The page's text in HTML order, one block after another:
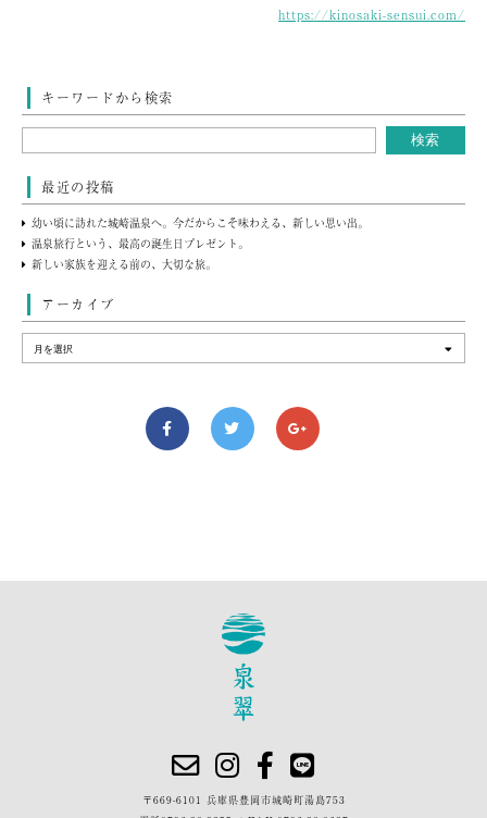
https://kinosaki-sensui.com/
キーワードから検索
最近の投稿
幼い頃に訪れた城崎温泉へ。今だからこそ味わえる、新しい思い出。
温泉旅行という、最高の誕生日プレゼント。
新しい家族を迎える前の、大切な旅。
アーカイブ
〒669-6101 兵庫県豊岡市城崎町湯島753